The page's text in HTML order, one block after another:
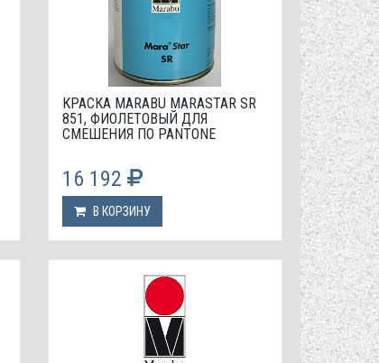
КРАСКА МАRABU MARASTAR SR
851, ФИОЛЕТОВЫЙ ДЛЯ
СМЕШЕНИЯ ПО PANTONE
16 192
В КОРЗИНУ